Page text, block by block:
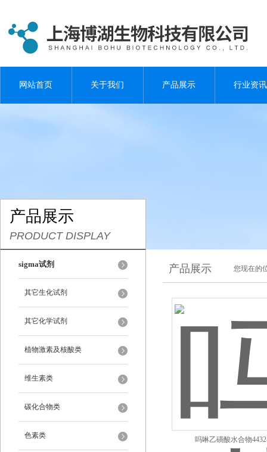
网站首页 关于我们 产品展示 行业资讯
产品展示
PRODUCT DISPLAY
sigma试剂
其它生化试剂
其它化学试剂
植物激素及核酸类
维生素类
碳化合物类
色素类
产品展示 您现在的
吗啉乙磺酸水合物